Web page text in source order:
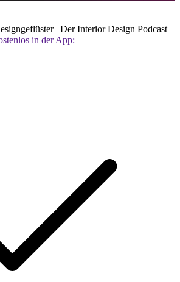
| Der Interior Design Podcast
in der App: